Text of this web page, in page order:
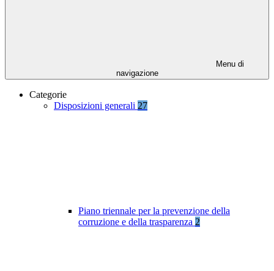
Menu di
navigazione
Categorie
Disposizioni generali 27
Piano triennale per la prevenzione della
corruzione e della trasparenza 2